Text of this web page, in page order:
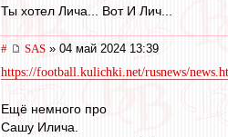
Ты хотел Лича... Вот И Лич...
# SAS » 04 май 2024 13:39
https://football.kulichki.net/rusnews/
Ещё немного про
Сашу Илича.